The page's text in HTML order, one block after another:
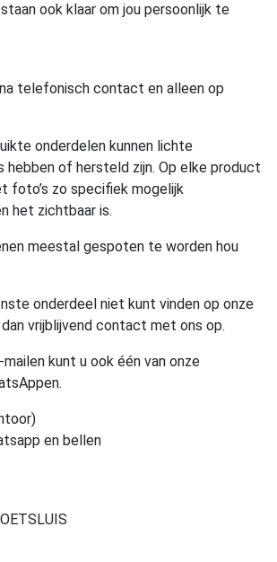
ook klaar om jou persoonlijk te
telefonisch contact en alleen op
onderdelen kunnen lichte
hebben of hersteld zijn. Op elke product
foto’s zo specifiek mogelijk
het zichtbaar is.
meestal gespoten te worden hou
onderdeel niet kunt vinden op onze
vrijblijvend contact met ons op.
kunt u ook één van onze
en bellen